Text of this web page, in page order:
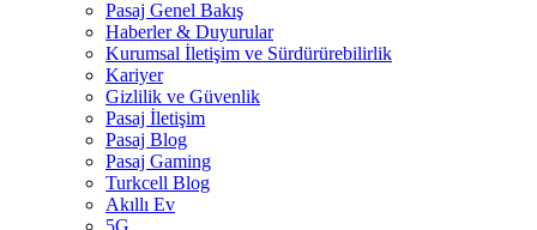
Pasaj Genel Bakış
Haberler & Duyurular
Kurumsal İletişim ve Sürdürürebilirlik
Kariyer
Gizlilik ve Güvenlik
Pasaj İletişim
Pasaj Blog
Pasaj Gaming
Turkcell Blog
Akıllı Ev